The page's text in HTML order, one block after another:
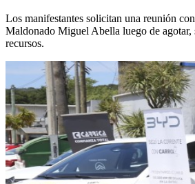
Los manifestantes solicitan una reunión
Maldonado Miguel Abella luego de agotar,
recursos.